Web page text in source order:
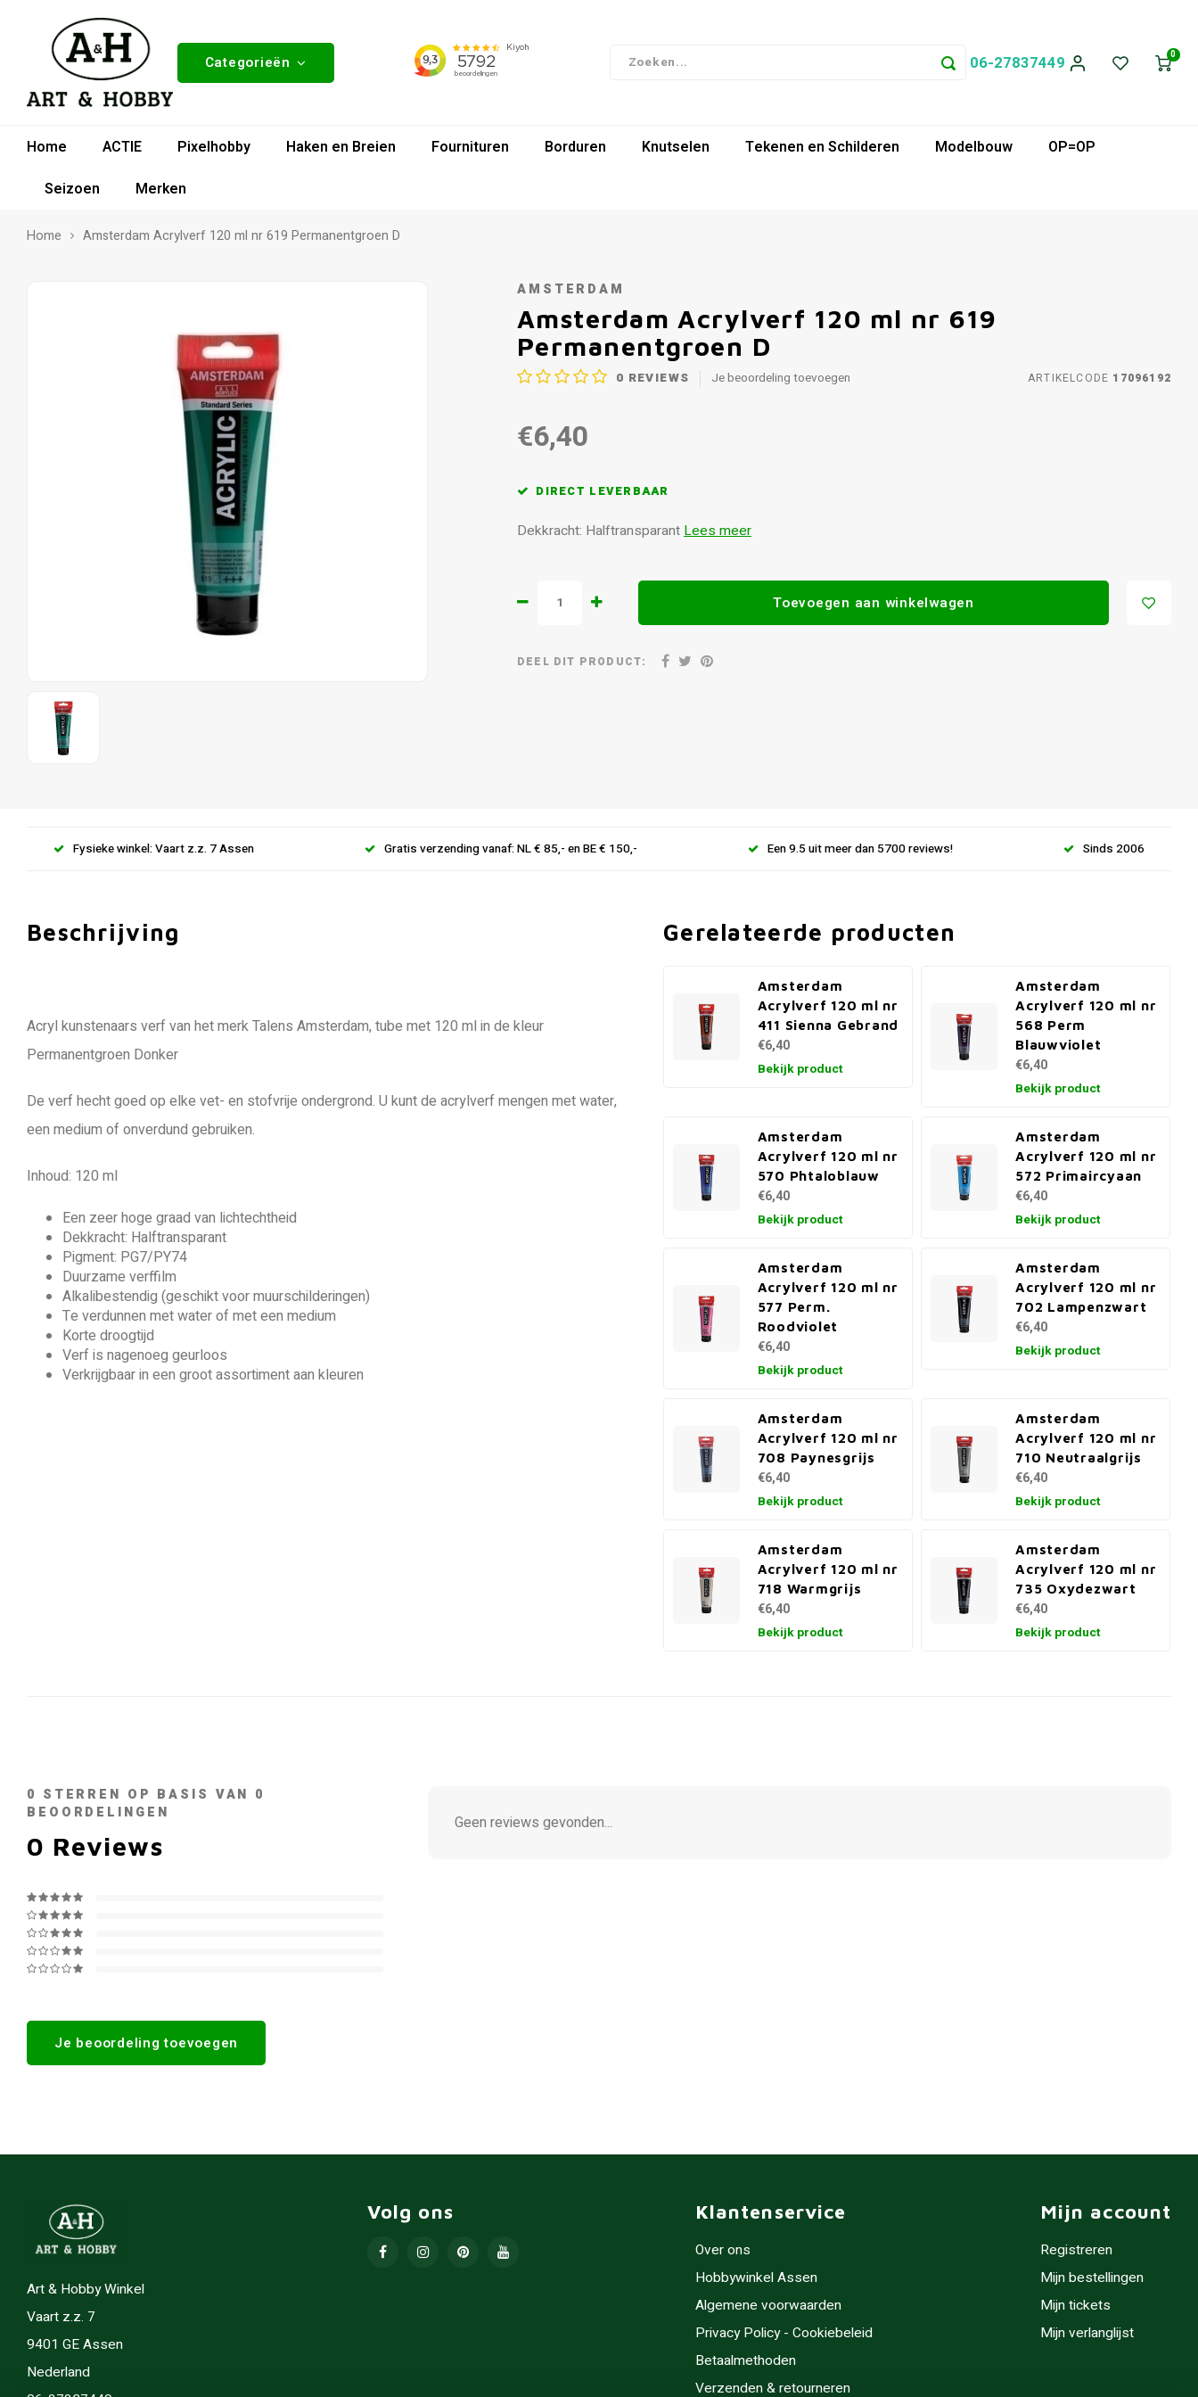
Categorieën 06-27837449 0
Home ACTIE Pixelhobby Haken en Breien Fournituren Borduren Knutselen Tekenen en Schilderen Modelbouw
OP=OP
Seizoen
Merken
Home Amsterdam Acrylverf 120 ml nr 619 Permanentgroen D
AMSTERDAM
Amsterdam Acrylverf 120 ml nr 619
Permanentgroen D
0 REVIEWS Je beoordeling toevoegen ARTIKELCODE 17096192
€6,40
DIRECT LEVERBAAR
Dekkracht: HalftransparantLees meer
Toevoegen aan winkelwagen
DEEL DIT PRODUCT:
Fysieke winkel: Vaart z.z. 7 Assen Gratis verzending vanaf: NL € 85,- en BE € 150,- Een 9.5 uit meer dan 5700 reviews! Sinds 2006
Beschrijving
Acryl kunstenaars verf van het merk Talens Amsterdam, tube met 120 ml in de kleur
Permanentgroen Donker
De verf hecht goed op elke vet- en stofvrije ondergrond. U kunt de acrylverf mengen met water,
een medium of onverdund gebruiken.
Inhoud: 120 ml
Een zeer hoge graad van lichtechtheid
Dekkracht: Halftransparant
Pigment: PG7/PY74
Duurzame verffilm
Alkalibestendig (geschikt voor muurschilderingen)
Te verdunnen met water of met een medium
Korte droogtijd
Verf is nagenoeg geurloos
Verkrijgbaar in een groot assortiment aan kleuren
Gerelateerde producten
Amsterdam
Acrylverf 120 ml nr
411 Sienna Gebrand
€6,40
Bekijk product
Amsterdam
Acrylverf 120 ml nr
568 Perm
Blauwviolet
€6,40
Bekijk product
Amsterdam
Acrylverf 120 ml nr
570 Phtaloblauw
€6,40
Bekijk product
Amsterdam
Acrylverf 120 ml nr
572 Primaircyaan
€6,40
Bekijk product
Amsterdam
Acrylverf 120 ml nr
577 Perm.
Roodviolet
€6,40
Bekijk product
Amsterdam
Acrylverf 120 ml nr
702 Lampenzwart
€6,40
Bekijk product
Amsterdam
Acrylverf 120 ml nr
708 Paynesgrijs
€6,40
Bekijk product
Amsterdam
Acrylverf 120 ml nr
710 Neutraalgrijs
€6,40
Bekijk product
Amsterdam
Acrylverf 120 ml nr
718 Warmgrijs
€6,40
Bekijk product
Amsterdam
Acrylverf 120 ml nr
735 Oxydezwart
€6,40
Bekijk product
0 STERREN OP BASIS VAN 0
BEOORDELINGEN
0 Reviews
Je beoordeling toevoegen
Geen reviews gevonden...
Art & Hobby Winkel
Vaart z.z. 7
9401 GE Assen
Nederland
Volg ons Klantenservice
Over ons
Hobbywinkel Assen
Algemene voorwaarden
Privacy Policy - Cookiebeleid
Betaalmethoden
Verzenden & retourneren
Mijn account
Registreren
Mijn bestellingen
Mijn tickets
Mijn verlanglijst